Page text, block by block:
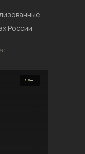
России
6 Фото